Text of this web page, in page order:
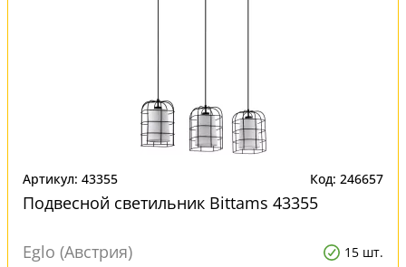
Артикул: 43355 Код: 246657
Подвесной светильник Bittams 43355
Eglo (Австрия) 15 шт.